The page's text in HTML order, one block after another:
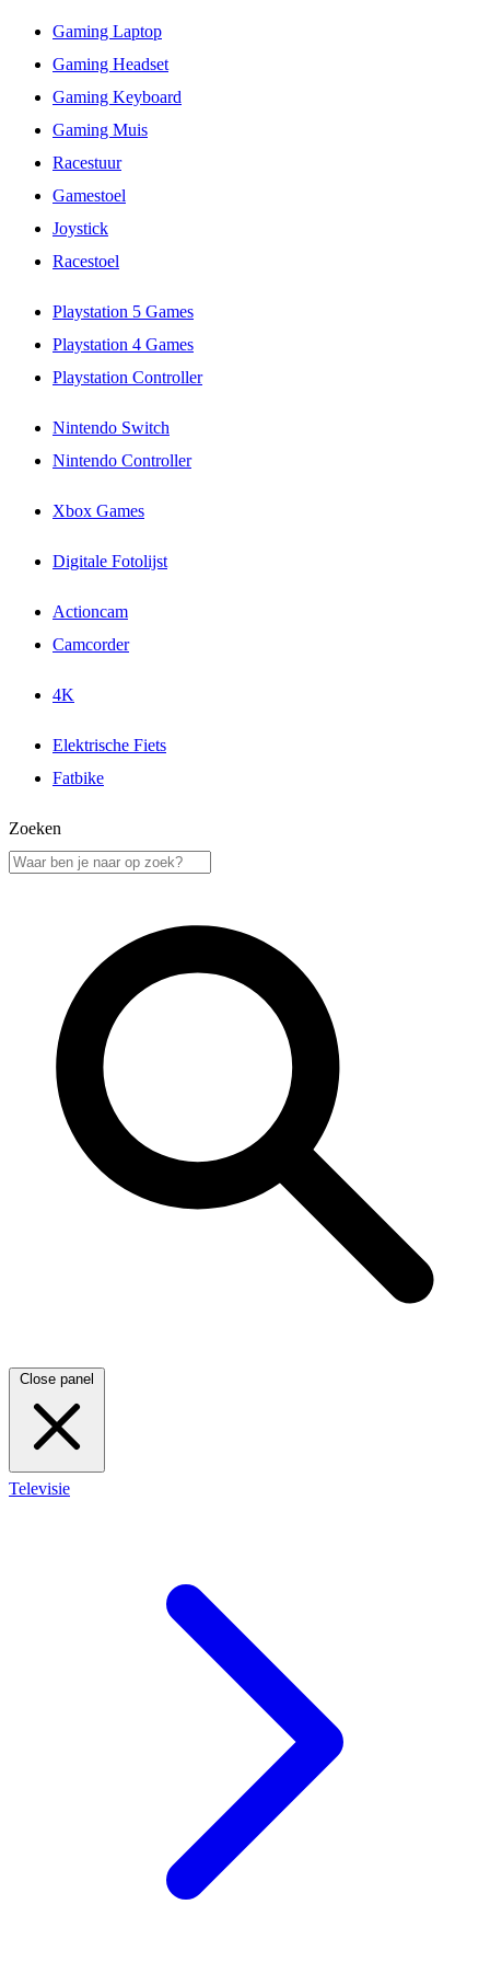
Gaming Laptop
Gaming Headset
Gaming Keyboard
Gaming Muis
Racestuur
Gamestoel
Joystick
Racestoel
Playstation 5 Games
Playstation 4 Games
Playstation Controller
Nintendo Switch
Nintendo Controller
Xbox Games
Digitale Fotolijst
Actioncam
Camcorder
4K
Elektrische Fiets
Fatbike
Zoeken
Close panel
Televisie